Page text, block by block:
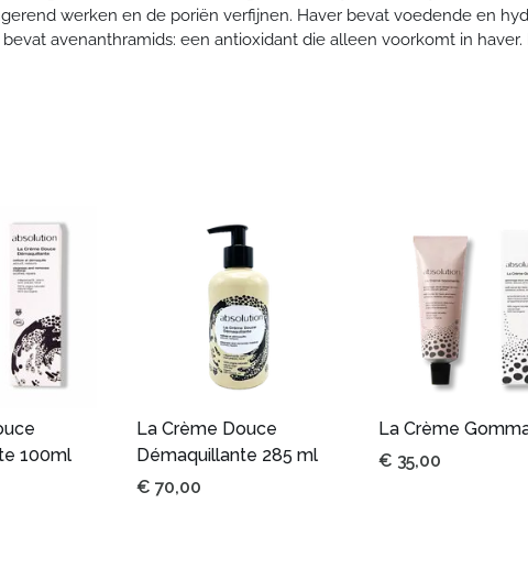
rekening.
werken en de poriën verfijnen. Haver bevat voedende en
avenanthramids: een antioxidant die alleen voorkomt in
100ml
La Crème Douce
Démaquillante 285 ml
€ 70,00
La Crème
€ 35,00